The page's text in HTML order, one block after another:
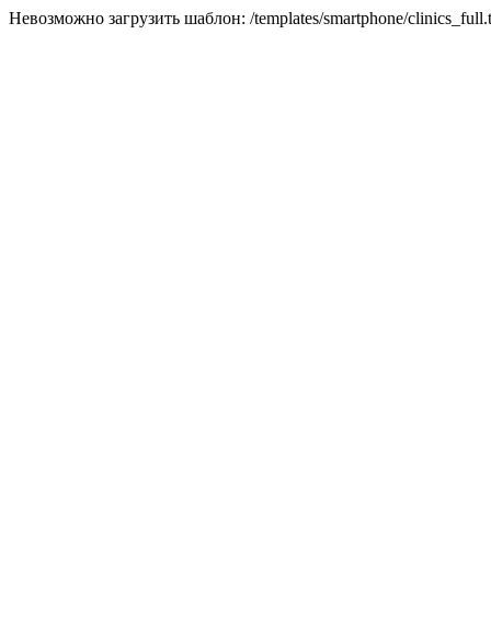
Невозможно загрузить шаблон: /templates/smartphone/